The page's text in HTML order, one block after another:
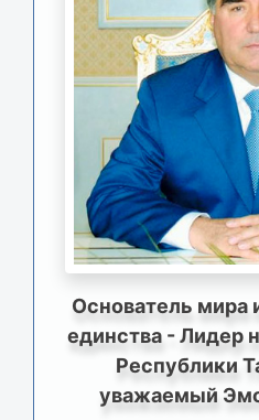
Основатель мира
единства - Лидер
Республики
уважаемый